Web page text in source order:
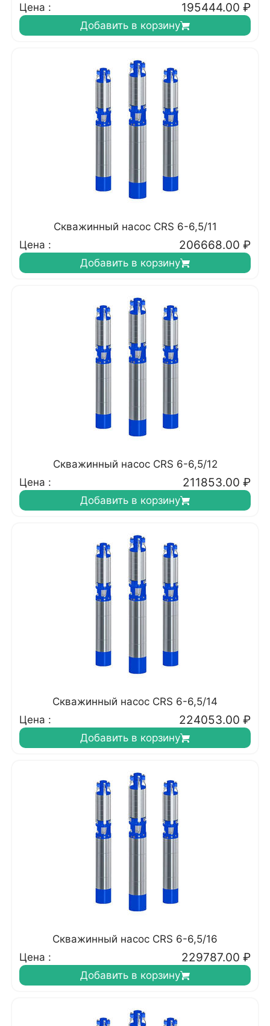
Цена : 195444.00 ₽
Добавить в корзину
Скважинный насос CRS 6-6,5/11
Цена :
206668.00 ₽
Добавить в корзину
Скважинный насос CRS 6-6,5/12
Цена :
211853.00 ₽
Добавить в корзину
Скважинный насос CRS 6-6,5/14
Цена :
224053.00 ₽
Добавить в корзину
Скважинный насос CRS 6-6,5/16
Цена :
229787.00 ₽
Добавить в корзину